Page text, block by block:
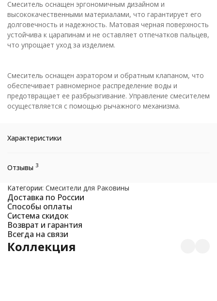
Смеситель оснащен эргономичным дизайном и
высококачественными материалами, что гарантирует его
долговечность и надежность. Матовая черная поверхность
устойчива к царапинам и не оставляет отпечатков пальцев,
что упрощает уход за изделием.
Смеситель оснащен аэратором и обратным клапаном, что
обеспечивает равномерное распределение воды и
предотвращает ее разбрызгивание. Управление смесителем
осуществляется с помощью рычажного механизма.
Характеристики
Отзывы 3
Категории: Смесители для Раковины
Доставка по России
Способы оплаты
Система скидок
Возврат и гарантия
Всегда на связи
Коллекция